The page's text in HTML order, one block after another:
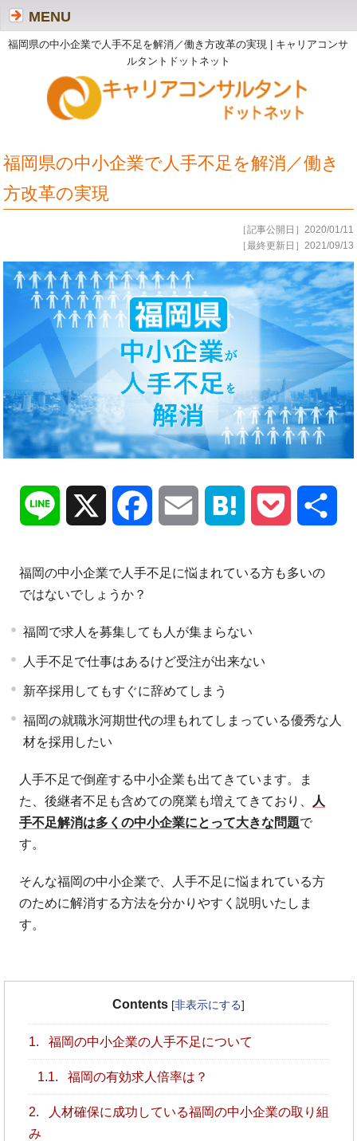
福岡県の中小企業で人手不足を解消／働き方改革の実現 | キャリアコンサ
ルタントドットネット
MENU
福岡県の中小企業で人手不足を解消／働き
方改革の実現
［記事公開日］2020/01/11
［最終更新日］2021/09/13
Line Facebook Email Hatena Pocket
福岡の中小企業で人手不足に悩まれている方も多いの
ではないでしょうか？
福岡で求人を募集しても人が集まらない
人手不足で仕事はあるけど受注が出来ない
新卒採用してもすぐに辞めてしまう
福岡の就職氷河期世代の埋もれてしまっている優秀な人
材を採用したい
人手不足で倒産する中小企業も出てきています。ま
た、後継者不足も含めての廃業も増えてきており、
人
手不足解消は多くの中小企業にとって大きな問題で
す。
そんな福岡の中小企業で、人手不足に悩まれている方
のために解消する方法を分かりやすく説明いたしま
す。
Contents [非表示にする]
1. 福岡の中小企業の人手不足について
1.1. 福岡の有効求人倍率は？
2.
人材確保に成功している福岡の中小企業の取り組
み